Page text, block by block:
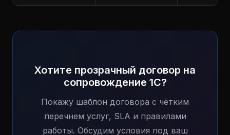
Хотите прозрачный договор на
сопровождение 1С?
Покажу шаблон договора с чётким
перечнем услуг, SLA и правилами
работы. Обсудим условия под ваш